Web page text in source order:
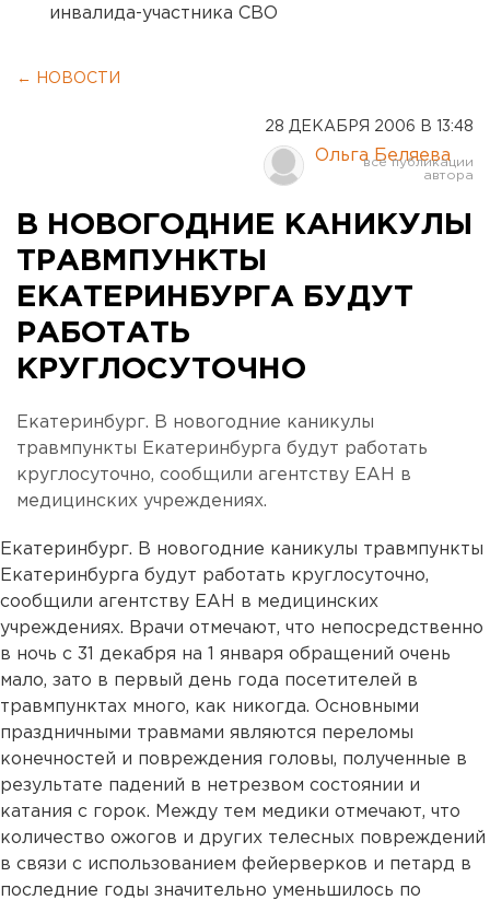
инвалида-участника СВО
← НОВОСТИ
28 ДЕКАБРЯ 2006 В 13:48
Ольга Беляева
В НОВОГОДНИЕ КАНИКУЛЫ
ТРАВМПУНКТЫ
ЕКАТЕРИНБУРГА БУДУТ
РАБОТАТЬ
КРУГЛОСУТОЧНО
Екатеринбург. В новогодние каникулы
травмпункты Екатеринбурга будут работать
круглосуточно, сообщили агентству ЕАН в
медицинских учреждениях.
Екатеринбург. В новогодние каникулы травмпункты
Екатеринбурга будут работать круглосуточно,
сообщили агентству ЕАН в медицинских
учреждениях. Врачи отмечают, что непосредственно
в ночь с 31 декабря на 1 января обращений очень
мало, зато в первый день года посетителей в
травмпунктах много, как никогда. Основными
праздничными травмами являются переломы
конечностей и повреждения головы, полученные в
результате падений в нетрезвом состоянии и
катания с горок. Между тем медики отмечают, что
количество ожогов и других телесных повреждений
в связи с использованием фейерверков и петард в
последние годы значительно уменьшилось по